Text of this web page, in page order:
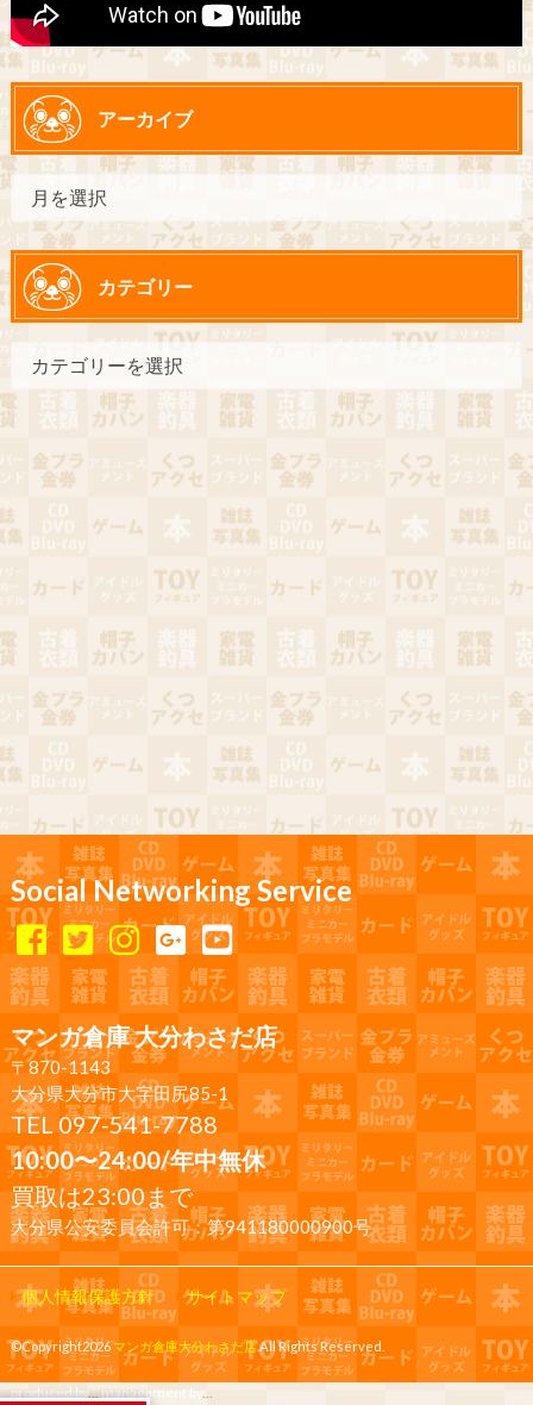
アーカイブ
カテゴリー
Social Networking Service
マンガ倉庫 大分わさだ店
〒870-1143
大分県大分市大字田尻85-1
TEL 097-541-7788
10:00〜24:00/年中無休
買取は23:00まで
大分県公安委員会許可：第941180000900号
個人情報保護方針 サイトマップ
©Copyright2026マンガ倉庫大分わさだ店.All Rights Reserved.
produced by...management by...